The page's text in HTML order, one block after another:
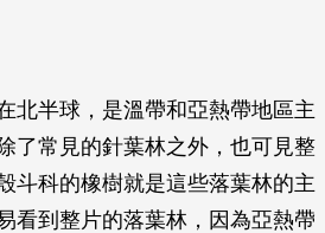
北半球，是溫帶和亞熱帶地區主
了常見的針葉林之外，也可見整
斗科的橡樹就是這些落葉林的主
看到整片的落葉林，因為亞熱帶